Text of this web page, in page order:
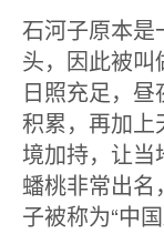
石河子原本是
头，因此被叫
日照充足，
积累，再加上
境加持，让当
蟠桃非常出名
子被称为“中国